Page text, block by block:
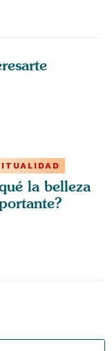
la belleza